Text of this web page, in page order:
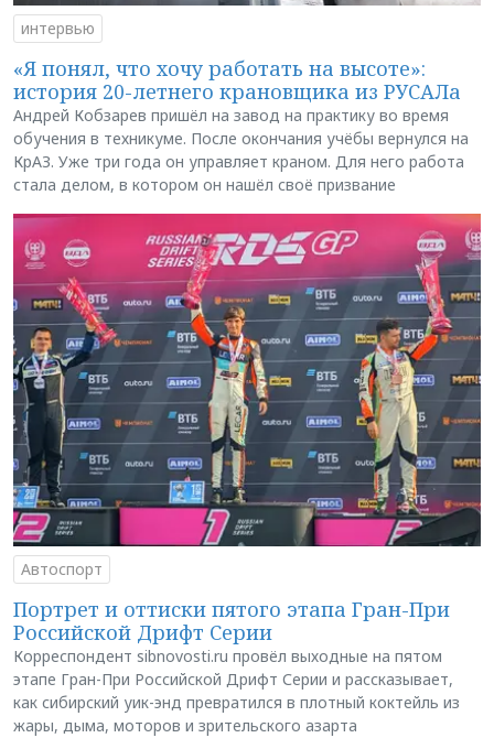
интервью
«Я понял, что хочу работать на высоте»:
история 20-летнего крановщика из РУСАЛа
Андрей Кобзарев пришёл на завод на практику во время
обучения в техникуме. После окончания учёбы вернулся на
КрАЗ. Уже три года он управляет краном. Для него работа
стала делом, в котором он нашёл своё призвание
Автоспорт
Портрет и оттиски пятого этапа Гран-При
Российской Дрифт Серии
Корреспондент sibnovosti.ru провёл выходные на пятом
этапе Гран-При Российской Дрифт Серии и рассказывает,
как сибирский уик-энд превратился в плотный коктейль из
жары, дыма, моторов и зрительского азарта